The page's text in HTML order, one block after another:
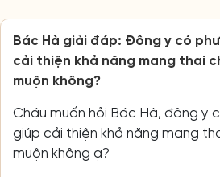
Bác Hà giải đáp: Đông y có
cải thiện khả năng mang thai
muộn không?
Cháu muốn hỏi Bác Hà, đông y
giúp cải thiện khả năng mang
muộn không ạ?